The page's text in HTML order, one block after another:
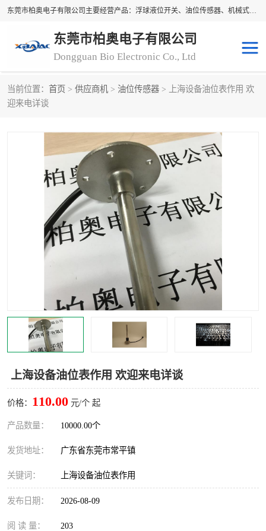
东莞市柏奥电子有限公司主要经营产品：浮球液位开关、油位传感器、机械式油表、浮球液位计、水位控制浮球阀、料位开关，水流开关、油水位控制配套仪表等。柏奥电子，您可信赖的合作伙伴
东莞市柏奥电子有限公司
Dongguan Bio Electronic Co., Ltd
当前位置： 首页 > 供应商机 > 油位传感器 > 上海设备油位表作用 欢
迎来电详谈
上海设备油位表作用 欢迎来电详谈
价格： 110.00 元/个 起
产品数量： 10000.00个
发货地址： 广东省东莞市常平镇
关键词： 上海设备油位表作用
发布日期： 2026-08-09
阅 读 量： 203
浮球液位开关
机械式油表 水流开关
油位表
磁性浮球 浮球阀
磁翻板液位计 转速表